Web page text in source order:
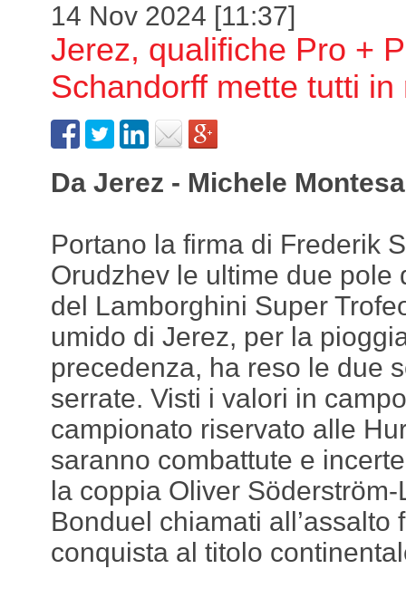
14 Nov 2024 [11:37]
Jerez, qualifiche Pro +
Schandorff mette tutti in
Da Jerez - Michele
Portano la firma di Frederik
Orudzhev le ultime due pole
del Lamborghini Super
umido di Jerez, per la
precedenza, ha reso le due
serrate. Visti i valori in
campionato riservato alle
saranno combattute e
la coppia Oliver
Bonduel chiamati all’assalto
conquista al titolo